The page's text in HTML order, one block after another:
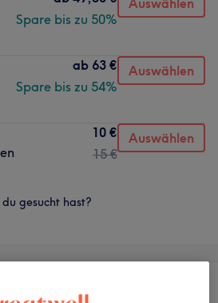
Spare bis zu 50%
Auswählen
ab 63 €
Spare bis zu 54%
Auswählen
10 €
15 €
Auswählen
gesucht hast?